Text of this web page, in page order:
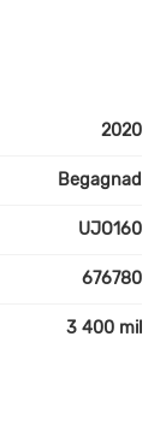
2020
Begagnad
UJO160
676780
3 400 mil